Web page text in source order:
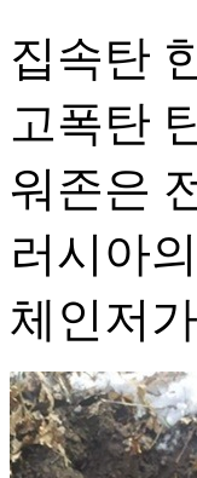
집속탄
고폭탄
워존은
러시아
체인저